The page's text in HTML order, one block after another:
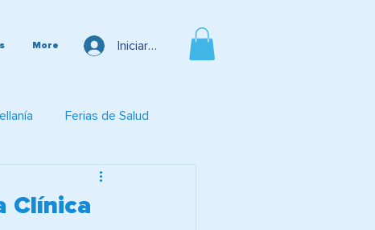
More Iniciar sesión
Ferias de Salud
Clínica